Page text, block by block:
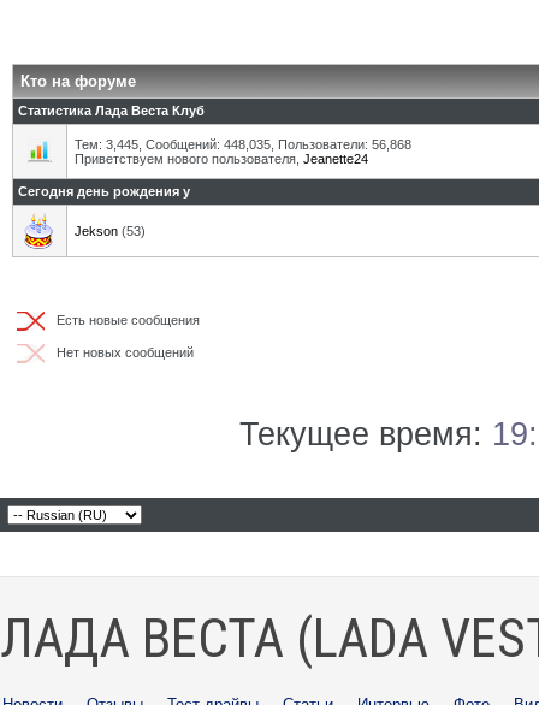
Кто на форуме
Статистика Лада Веста Клуб
Тем: 3,445, Сообщений: 448,035, Пользователи: 56,868
Приветствуем нового пользователя, Jeanette24
Сегодня день рождения у
Jekson (53)
Есть новые сообщения
Нет новых сообщений
Текущее время:
ЛАДА ВЕСТА (LADA